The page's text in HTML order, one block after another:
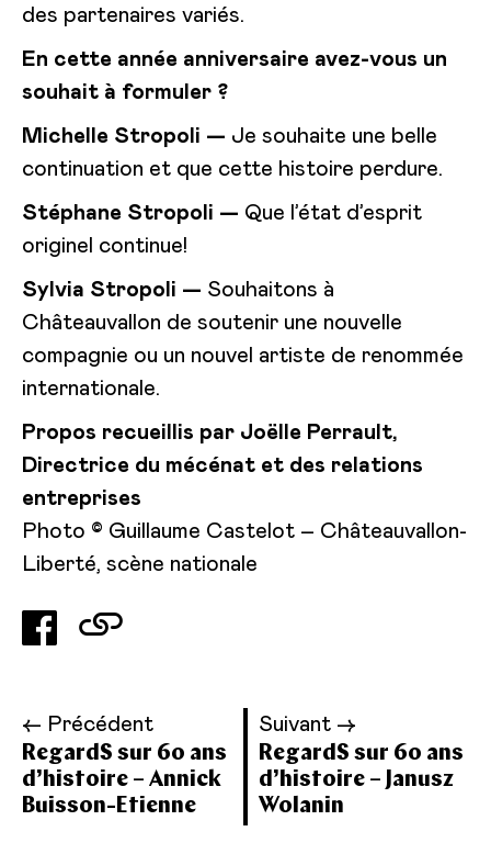
des partenaires variés.
En cette année anniversaire avez-vous un
souhait à formuler ?
Michelle Stropoli — Je souhaite une belle
continuation et que cette histoire perdure.
Stéphane Stropoli — Que l’état d’esprit
originel continue!
Sylvia Stropoli — Souhaitons à
Châteauvallon de soutenir une nouvelle
compagnie ou un nouvel artiste de renommée
internationale.
Propos recueillis par Joëlle Perrault,
Directrice du mécénat et des relations
entreprises
Photo © Guillaume Castelot – Châteauvallon-
Liberté, scène nationale
← Précédent
RegardS sur 60 ans
d’histoire – Annick
Buisson-Etienne
Suivant →
RegardS sur 60 ans
d’histoire – Janusz
Wolanin